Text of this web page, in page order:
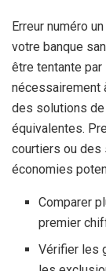
Erreur numéro
votre banque
être tentante
nécessairement
des solutions
équivalentes.
courtiers ou des
économies
Comparer
premier
Vérifier les